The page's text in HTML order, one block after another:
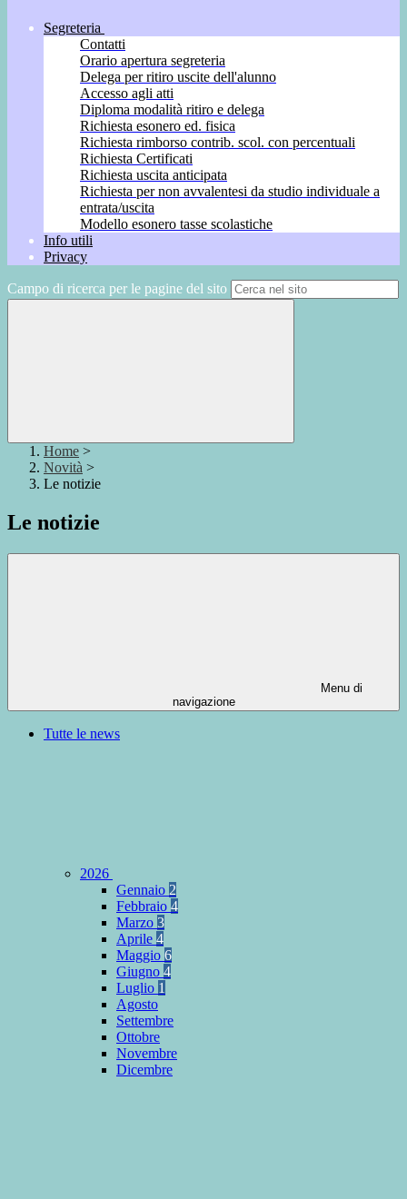
Segreteria
Contatti
Orario apertura segreteria
Delega per ritiro uscite dell'alunno
Accesso agli atti
Diploma modalità ritiro e delega
Richiesta esonero ed. fisica
Richiesta rimborso contrib. scol. con percentuali
Richiesta Certificati
Richiesta uscita anticipata
Richiesta per non avvalentesi da studio individuale a
entrata/uscita
Modello esonero tasse scolastiche
Info utili
Privacy
Campo di ricerca per le pagine del sito
Home >
Novità >
Le notizie
Le notizie
Menu di
navigazione
Tutte le news
2026
Gennaio 2
Febbraio 4
Marzo 3
Aprile 4
Maggio 6
Giugno 4
Luglio 1
Agosto
Settembre
Ottobre
Novembre
Dicembre